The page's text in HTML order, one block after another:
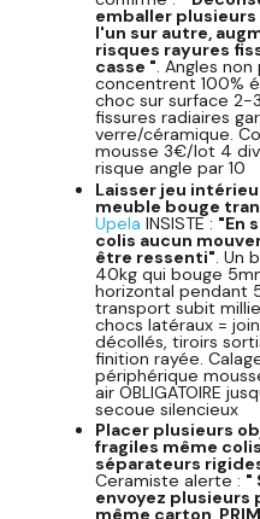
emballer
l'un sur autre,
risques rayures
casse " . Angles
concentrent 100%
choc sur surface 2-
fissures radiaires
verre/céramique.
mousse 3€/lot 4
risque angle par 10
Laisser jeu
meuble bouge
Upela INSISTE : "En
colis aucun
être ressenti" . Un
40kg qui bouge
horizontal pendant
transport subit
chocs latéraux =
décollés, tiroirs
finition rayée.
périphérique
air OBLIGATOIRE
secoue silencieux
Placer plusieurs
fragiles même
séparateurs
Ceramiste alerte : "
envoyez plusieurs